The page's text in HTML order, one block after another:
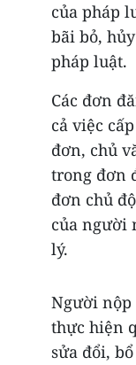
của pháp
bãi bỏ,
pháp luật.
Các đơn
cả việc
đơn, chủ
trong đơn
đơn chủ
của người
lý.
Người nộp
thực hiện
sửa đổi,